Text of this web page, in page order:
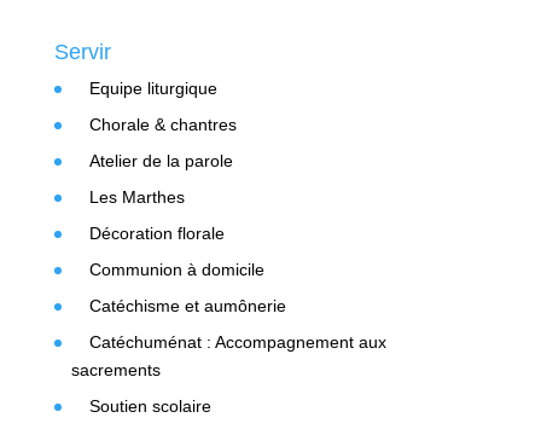
Servir
Equipe liturgique
Chorale & chantres
Atelier de la parole
Les Marthes
Décoration florale
Communion à domicile
Catéchisme et aumônerie
Catéchuménat : Accompagnement aux
sacrements
Soutien scolaire